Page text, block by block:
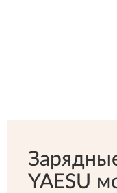
YAESU